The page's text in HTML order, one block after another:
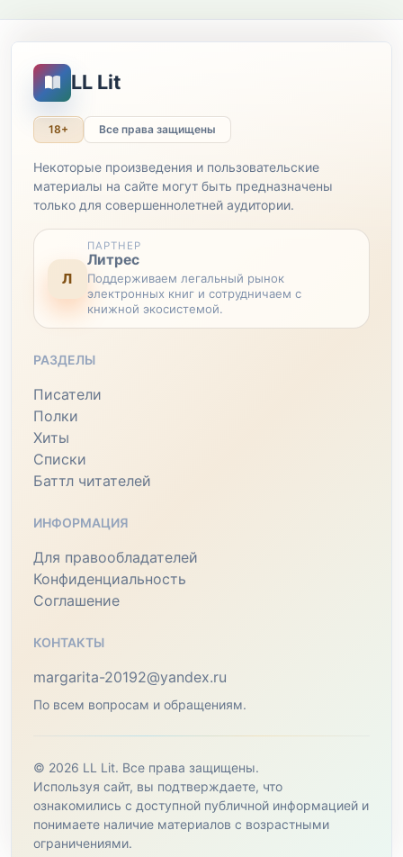
LL Lit
18+ Все права защищены
Некоторые произведения и пользовательские
материалы на сайте могут быть предназначены
только для совершеннолетней аудитории.
Л
ПАРТНЕР
Литрес
Поддерживаем легальный рынок
электронных книг и сотрудничаем с
книжной экосистемой.
РАЗДЕЛЫ
Писатели
Полки
Хиты
Списки
Баттл читателей
ИНФОРМАЦИЯ
Для правообладателей
Конфиденциальность
Соглашение
КОНТАКТЫ
margarita-20192@yandex.ru
По всем вопросам и обращениям.
© 2026 LL Lit. Все права защищены.
Используя сайт, вы подтверждаете, что
ознакомились с доступной публичной информацией и
понимаете наличие материалов с возрастными
ограничениями.